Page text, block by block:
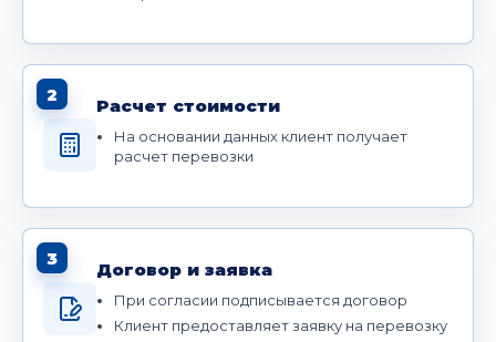
2
Расчет стоимости
На основании данных клиент получает
расчет перевозки
3
Договор и заявка
При согласии подписывается договор
Клиент предоставляет заявку на перевозку